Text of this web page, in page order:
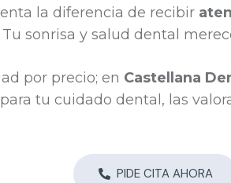
la diferencia de recibir
sonrisa y salud dental
por precio; en Castellana
tu cuidado dental, las
PIDE CITA AHORA